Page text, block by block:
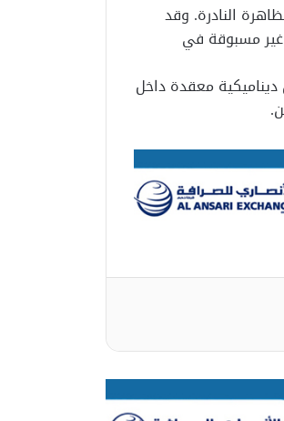
النادرة. وقد
غير مسبوقة في
معقدة داخل